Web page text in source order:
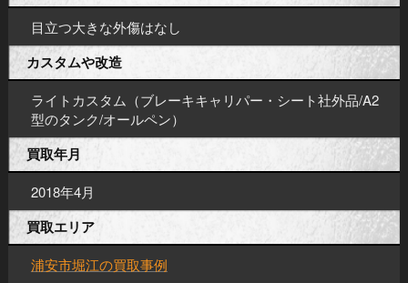
目立つ大きな外傷はなし
カスタムや改造
ライトカスタム（ブレーキキャリパー・シート社外品/A2
型のタンク/オールペン）
買取年月
2018年4月
買取エリア
浦安市堀江の買取事例